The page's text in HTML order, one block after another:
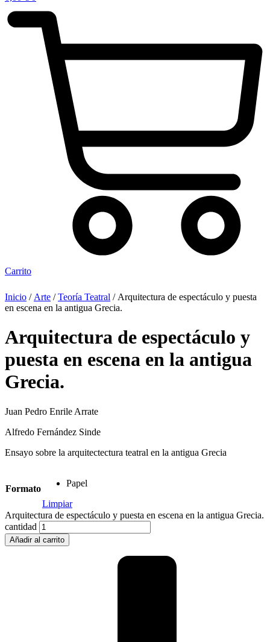
Carrito
Inicio / Arte /Teoría Teatral / Arquitectura de espectáculo y puesta
en escena en la antigua Grecia.
Arquitectura de espectáculo y
puesta en escena en la antigua
Grecia.
Juan Pedro Enrile Arrate
Alfredo Fernández Sinde
Ensayo sobre la arquitectectura teatral en la antigua Grecia
Formato
Papel
Limpiar
Arquitectura de espectáculo y puesta en escena en la antigua Grecia.
cantidad
Añadir al carrito